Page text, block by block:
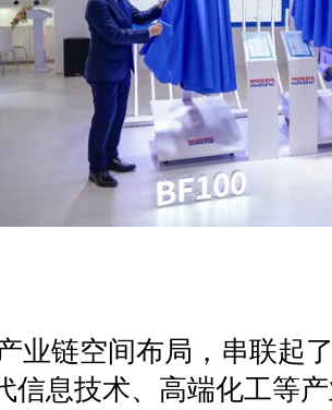
业链空间布局，串联起
信息技术、高端化工等